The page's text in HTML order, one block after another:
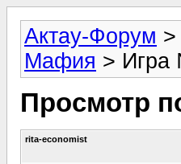
Актау-Форум >
Мафия > Игра
Просмотр
rita-economist